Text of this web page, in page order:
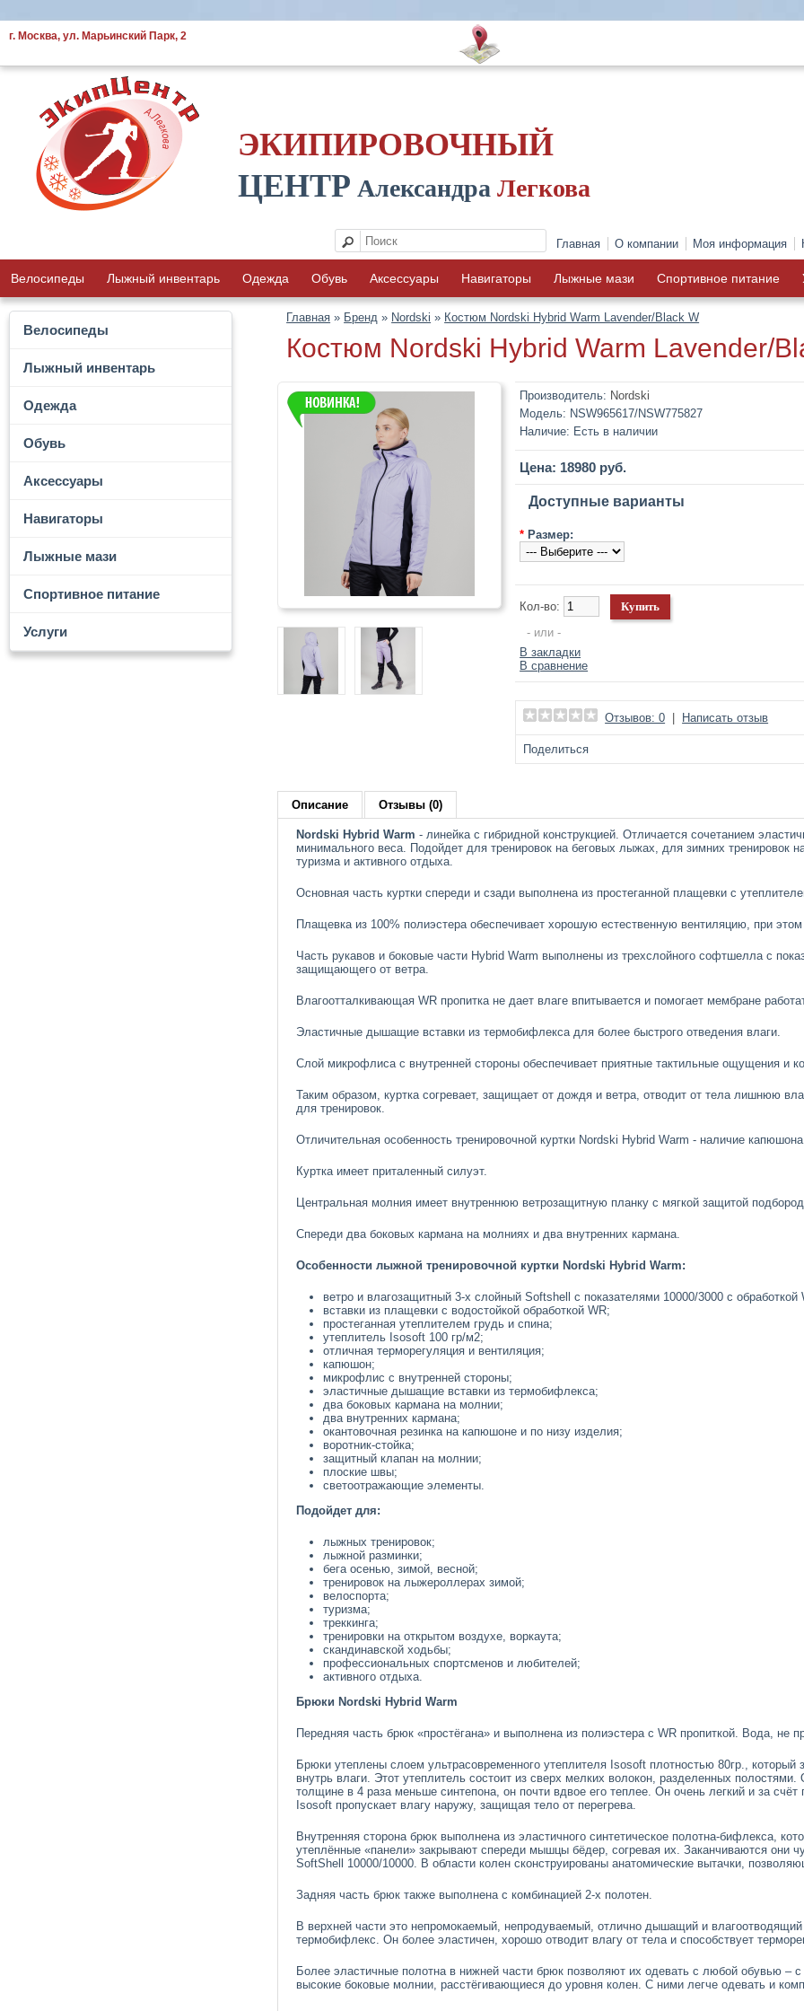
г. Москва, ул. Марьинский Парк, 2
ЭКИПИРОВОЧНЫЙ
ЦЕНТР Александра Легкова
Главная О компании Моя информация
Велосипеды Лыжный инвентарь Одежда Обувь Аксессуары Навигаторы Лыжные мази Спортивное питание
Велосипеды
Лыжный инвентарь
Одежда
Обувь
Аксессуары
Навигаторы
Лыжные мази
Спортивное питание
Услуги
Главная » Бренд » Nordski » Костюм Nordski Hybrid Warm Lavender/Black W
Костюм Nordski Hybrid Warm Lavender/
Производитель: Nordski
Модель: NSW965617/NSW775827
Наличие: Есть в наличии
Цена: 18980 руб.
Доступные варианты
* Размер:
Кол-во:
- или -
В закладки
В сравнение
Отзывов: 0 Написать отзыв
Поделиться
Описание Отзывы (0)
Nordski Hybrid Warm - линейка с гибридной конструкцией. Отличается сочетанием
минимального веса. Подойдет для тренировок на беговых лыжах, для зимних тренировок
туризма и активного отдыха.
Основная часть куртки спереди и сзади выполнена из простеганной плащевки с
Плащевка из 100% полиэстера обеспечивает хорошую естественную вентиляцию, при
Часть рукавов и боковые части Hybrid Warm выполнены из трехслойного софтшелла с
защищающего от ветра.
Влагоотталкивающая WR пропитка не дает влаге впитывается и помогает мембране
Эластичные дышащие вставки из термобифлекса для более быстрого отведения влаги.
Слой микрофлиса с внутренней стороны обеспечивает приятные тактильные ощущения и
Таким образом, куртка согревает, защищает от дождя и ветра, отводит от тела лишнюю
для тренировок.
Отличительная особенность тренировочной куртки Nordski Hybrid Warm - наличие
Куртка имеет приталенный силуэт.
Центральная молния имеет внутреннюю ветрозащитную планку с мягкой защитой
Спереди два боковых кармана на молниях и два внутренних кармана.
Особенности лыжной тренировочной куртки Nordski Hybrid Warm:
ветро и влагозащитный 3-х слойный Softshell с показателями 10000/3000 с обработкой
вставки из плащевки с водостойкой обработкой WR;
простеганная утеплителем грудь и спина;
утеплитель Isosoft 100 гр/м2;
отличная терморегуляция и вентиляция;
капюшон;
микрофлис с внутренней стороны;
эластичные дышащие вставки из термобифлекса;
два боковых кармана на молнии;
два внутренних кармана;
окантовочная резинка на капюшоне и по низу изделия;
воротник-стойка;
защитный клапан на молнии;
плоские швы;
светоотражающие элементы.
Подойдет для:
лыжных тренировок;
лыжной разминки;
бега осенью, зимой, весной;
тренировок на лыжероллерах зимой;
велоспорта;
туризма;
треккинга;
тренировки на открытом воздухе, воркаута;
скандинавской ходьбы;
профессиональных спортсменов и любителей;
активного отдыха.
Брюки Nordski Hybrid Warm
Передняя часть брюк «простёгана» и выполнена из полиэстера с WR пропиткой. Вода, не
Брюки утеплены слоем ультрасовременного утеплителя Isosoft плотностью 80гр.,
внутрь влаги. Этот утеплитель состоит из сверх мелких волокон, разделенных
толщине в 4 раза меньше синтепона, он почти вдвое его теплее. Он очень легкий и за
Isosoft пропускает влагу наружу, защищая тело от перегрева.
Внутренняя сторона брюк выполнена из эластичного синтетическое полотна-бифлекса,
утеплённые «панели» закрывают спереди мышцы бёдер, согревая их. Заканчиваются они
SoftShell 10000/10000. В области колен сконструированы анатомические вытачки,
Задняя часть брюк также выполнена с комбинацией 2-х полотен.
В верхней части это непромокаемый, непродуваемый, отлично дышащий и
термобифлекс. Он более эластичен, хорошо отводит влагу от тела и способствует
Более эластичные полотна в нижней части брюк позволяют их одевать с любой обувью
высокие боковые молнии, расстёгивающиеся до уровня колен. С ними легче одевать и